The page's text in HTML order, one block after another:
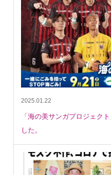
2025.01.22
「海の美サンガプロジェク
した。